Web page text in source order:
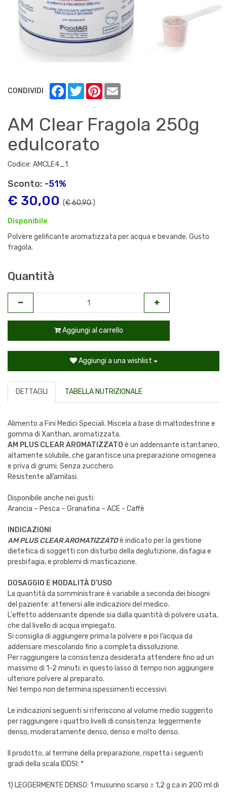
CONDIVIDI FacebookTwitterPinterest
AM Clear Fragola 250g
edulcorato
Codice: AMCLE4_1
Sconto: -51%
€ 30,00 (€ 60,90)
Disponibile
Polvere gelificante aromatizzata per acqua e bevande. Gusto
fragola.
Quantità
Aggiungi al carrello
Aggiungi a una wishlist
DETTAGLI TABELLA NUTRIZIONALE
Alimento a Fini Medici Speciali. Miscela a base di maltodestrine e
gomma di Xanthan, aromatizzata.
AM PLUS CLEAR AROMATIZZATO è un addensante istantaneo,
altamente solubile, che garantisce una preparazione omogenea
e priva di grumi. Senza zucchero.
Resistente all’amilasi.
Disponibile anche nei gusti:
Arancia – Pesca – Granatina – ACE - Caffè
INDICAZIONI
AM PLUS CLEAR AROMATIZZATOè indicato per la gestione
dietetica di soggetti con disturbo della deglutizione, disfagia e
presbifagia, e problemi di masticazione.
DOSAGGIO E MODALITÀ D’USO
La quantità da somministrare è variabile a seconda dei bisogni
del paziente: attenersi alle indicazioni del medico.
L'effetto addensante dipende sia dalla quantità di polvere usata,
che dal livello di acqua impiegato.
Si consiglia di aggiungere prima la polvere e poi l’acqua da
addensare mescolando fino a completa dissoluzione.
Per raggiungere la consistenza desiderata attendere fino ad un
massimo di 1-2 minuti; in questo lasso di tempo non aggiungere
ulteriore polvere al preparato.
Nel tempo non determina ispessimenti eccessivi.
Le indicazioni seguenti si riferiscono al volume medio suggerito
per raggiungere i quattro livelli di consistenza: leggermente
denso, moderatamente denso, denso e molto denso.
Il prodotto, al termine della preparazione, rispetta i seguenti
gradi della scala IDDSI: *
1) LEGGERMENTE DENSO: 1 musurino scarso = 1,2 g ca in 200 ml di